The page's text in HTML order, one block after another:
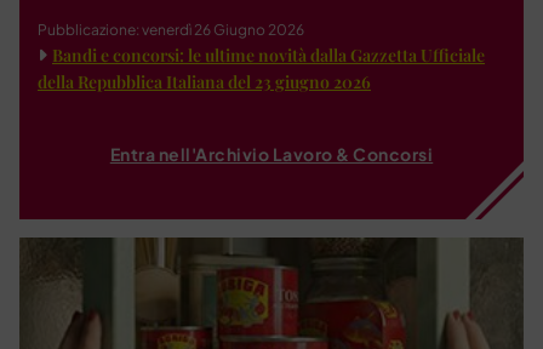
Pubblicazione: venerdì 26 Giugno 2026
Bandi e concorsi: le ultime novità dalla Gazzetta Ufficiale
della Repubblica Italiana del 23 giugno 2026
Entra nell'Archivio Lavoro & Concorsi